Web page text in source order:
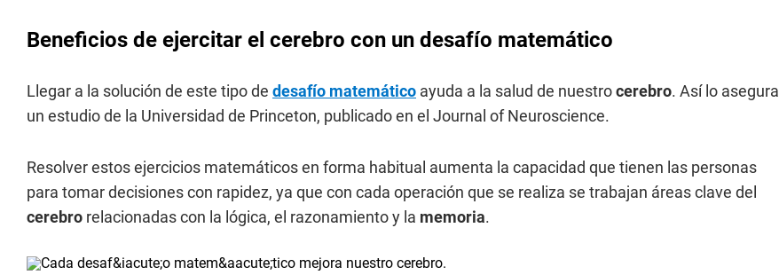
Beneficios de ejercitar el cerebro con un desafío matemático
Llegar a la solución de este tipo de desafío matemático ayuda a la salud de nuestrocerebro. Así lo asegura
un estudio de la Universidad de Princeton, publicado en el Journal of Neuroscience.
Resolver estos ejercicios matemáticos en forma habitual aumenta la capacidad que tienen las personas
para tomar decisiones con rapidez, ya que con cada operación que se realiza se trabajan áreas clave del
cerebro relacionadas con la lógica, el razonamiento y la memoria.